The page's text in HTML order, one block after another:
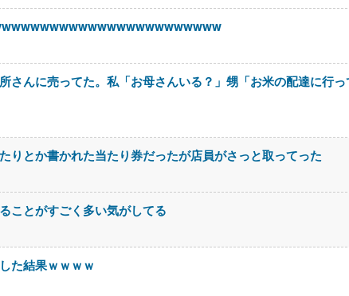
さんに売ってた。私「お母さんいる？」甥「お米の配達に行
りとか書かれた当たり券だったが店員がさっと取ってった
ことがすごく多い気がしてる
た結果ｗｗｗｗ